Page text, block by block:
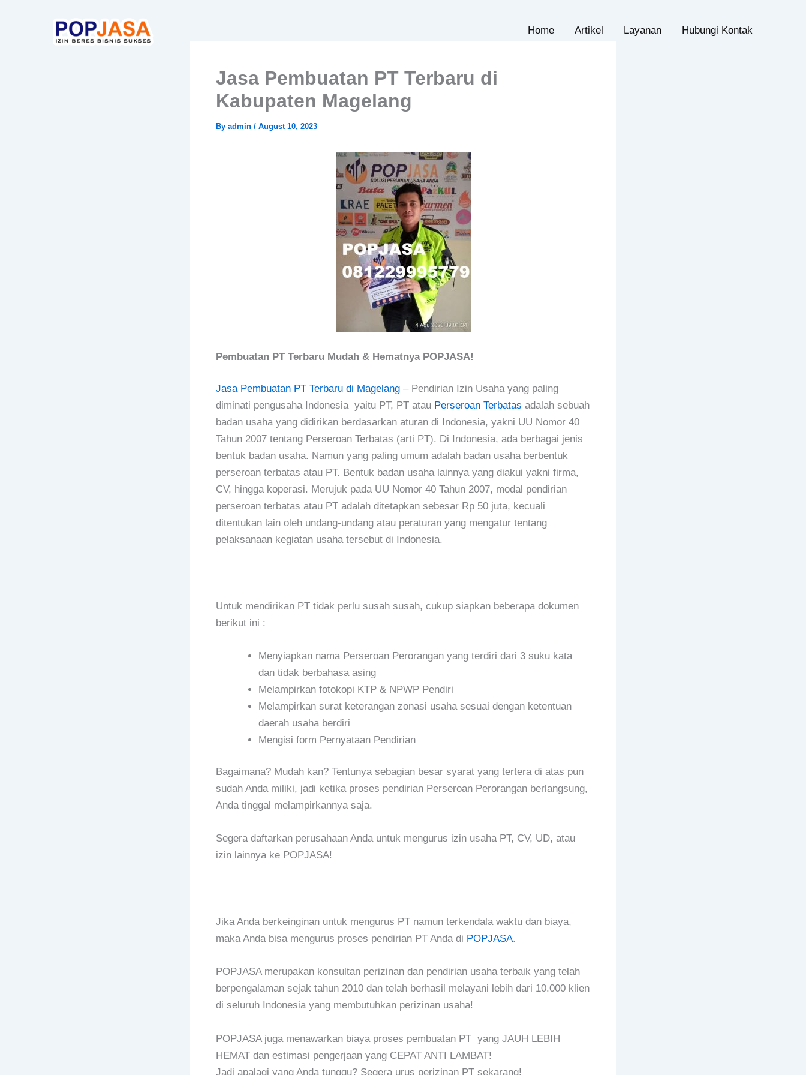
Home Artikel Layanan Hubungi Kontak
Jasa Pembuatan PT Terbaru di
Kabupaten Magelang
By admin / August 10, 2023
Pembuatan PT Terbaru Mudah & Hematnya POPJASA!
Jasa Pembuatan PT Terbaru di Magelang– Pendirian Izin Usaha yang paling
diminati pengusaha Indonesia yaitu PT, PT atau Perseroan Terbatas adalah sebuah
badan usaha yang didirikan berdasarkan aturan di Indonesia, yakni UU Nomor 40
Tahun 2007 tentang Perseroan Terbatas (arti PT). Di Indonesia, ada berbagai jenis
bentuk badan usaha. Namun yang paling umum adalah badan usaha berbentuk
perseroan terbatas atau PT. Bentuk badan usaha lainnya yang diakui yakni firma,
CV, hingga koperasi. Merujuk pada UU Nomor 40 Tahun 2007, modal pendirian
perseroan terbatas atau PT adalah ditetapkan sebesar Rp 50 juta, kecuali
ditentukan lain oleh undang-undang atau peraturan yang mengatur tentang
pelaksanaan kegiatan usaha tersebut di Indonesia.
Untuk mendirikan PT tidak perlu susah susah, cukup siapkan beberapa dokumen
berikut ini :
Menyiapkan nama Perseroan Perorangan yang terdiri dari 3 suku kata
dan tidak berbahasa asing
Melampirkan fotokopi KTP & NPWP Pendiri
Melampirkan surat keterangan zonasi usaha sesuai dengan ketentuan
daerah usaha berdiri
Mengisi form Pernyataan Pendirian
Bagaimana? Mudah kan? Tentunya sebagian besar syarat yang tertera di atas pun
sudah Anda miliki, jadi ketika proses pendirian Perseroan Perorangan berlangsung,
Anda tinggal melampirkannya saja.
Segera daftarkan perusahaan Anda untuk mengurus izin usaha PT, CV, UD, atau
izin lainnya ke POPJASA!
Jika Anda berkeinginan untuk mengurus PT namun terkendala waktu dan biaya,
maka Anda bisa mengurus proses pendirian PT Anda di POPJASA.
POPJASA merupakan konsultan perizinan dan pendirian usaha terbaik yang telah
berpengalaman sejak tahun 2010 dan telah berhasil melayani lebih dari 10.000 klien
di seluruh Indonesia yang membutuhkan perizinan usaha!
POPJASA juga menawarkan biaya proses pembuatan PT yang JAUH LEBIH
HEMAT dan estimasi pengerjaan yang CEPAT ANTI LAMBAT!
Jadi apalagi yang Anda tunggu? Segera urus perizinan PT sekarang!